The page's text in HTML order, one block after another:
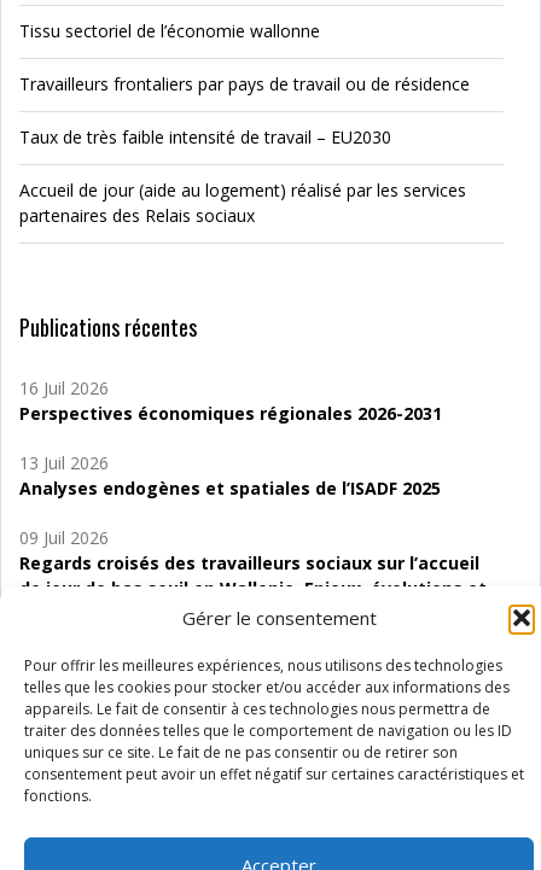
Gérer le consentement
Pour offrir les meilleures expériences, nous utilisons des technologies
telles que les cookies pour stocker et/ou accéder aux informations des
appareils. Le fait de consentir à ces technologies nous permettra de
traiter des données telles que le comportement de navigation ou les ID
uniques sur ce site. Le fait de ne pas consentir ou de retirer son
consentement peut avoir un effet négatif sur certaines caractéristiques et
fonctions.
Accepter
Tissu sectoriel de l’économie wallonne
Travailleurs frontaliers par pays de travail ou de résidence
Taux de très faible intensité de travail – EU2030
Accueil de jour (aide au logement) réalisé par les services
partenaires des Relais sociaux
Publications récentes
16 Juil 2026
Perspectives économiques régionales 2026-2031
13 Juil 2026
Analyses endogènes et spatiales de l’ISADF 2025
09 Juil 2026
Regards croisés des travailleurs sociaux sur l’accueil
de jour de bas seuil en Wallonie. Enjeux, évolutions et
06 Juil 2026
Étude d’évaluabilité des Structures
d’accompagnement à l’autocréation d’emploi (SAACE)
01 Juil 2026
Pénurie du personnel infirmier :quels indicateurs
Wallonie ?